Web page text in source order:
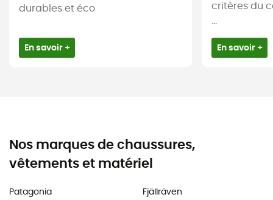
durables et éco
En savoir +
critères du
...
En savoir +
Nos marques de chaussures,
vêtements et matériel
Patagonia
Fjällräven